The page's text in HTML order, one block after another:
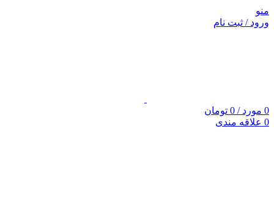
منو
ورود / ثبت نام
0 مورد /
0 تومان
0 علاقه مندی